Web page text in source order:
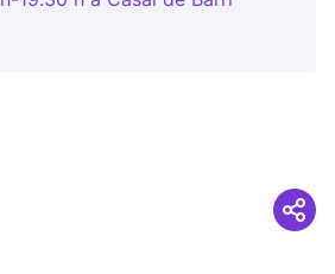
Comunitària